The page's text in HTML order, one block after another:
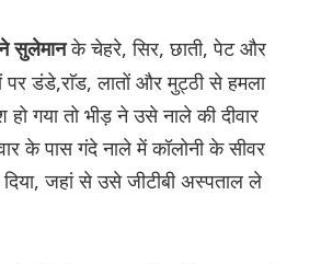
सुलेमानके चेहरे, सिर, छाती, पेट और
पर डंडे,राॅड, लातों और मुट्ठी से हमला
गया तो भीड़ ने उसे नाले की दीवार
के पास गंदे नाले में कॉलोनी के सीवर
जहां से उसे जीटीबी अस्पताल ले